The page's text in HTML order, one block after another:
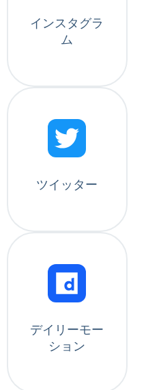
インスタグラ
ム
ツイッター
デイリーモー
ション